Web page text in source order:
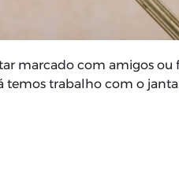
marcado com amigos ou
temos trabalho com o